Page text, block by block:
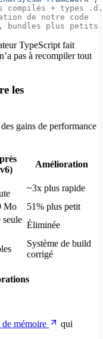
+ types
de notre code
bundles plus petits
TypeScript fait
pas à recompiler tout
les
gains de performance
Amélioration
~3x plus rapide
Mo
51% plus petit
seule
Éliminée
Système de build
corrigé
de mémoire
qui